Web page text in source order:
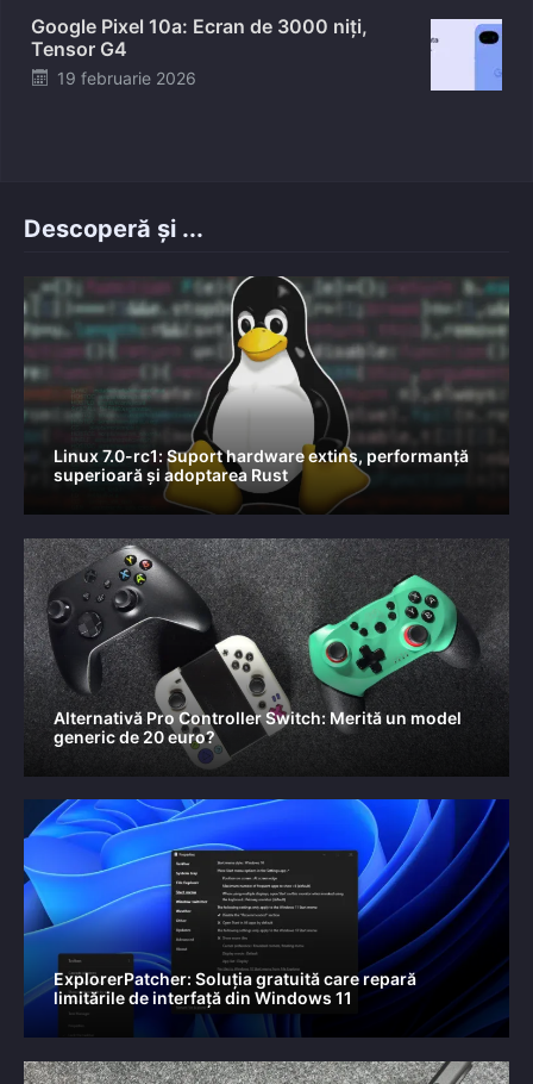
Google Pixel 10a: Ecran de 3000 niți,
Tensor G4
Posted
19 februarie 2026
Descoperă și ...
Linux 7.0-rc1: Suport hardware extins, performanță
superioară și adoptarea Rust
Alternativă Pro Controller Switch: Merită un model
generic de 20 euro?
ExplorerPatcher: Soluția gratuită care repară
limitările de interfață din Windows 11